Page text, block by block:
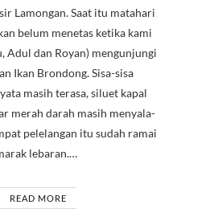
Lamongan. Saat itu matahari
belum menetas ketika kami
Adul dan Royan) mengunjungi
Ikan Brondong. Sisa-sisa
masih terasa, siluet kapal
merah darah masih menyala-
pelelangan itu sudah ramai
lebaran.…
READ MORE